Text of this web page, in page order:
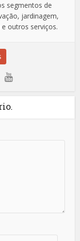
segmentos de
jardinagem,
outros serviços.